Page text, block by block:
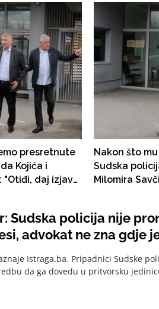
presretnute
Kojića i
daj izjavu,
Nakon što
Sudska
Milomira
Sudska policija nije
advokat ne zna gdje
Istraga.ba. Pripadnici Sudske
da ga dovedu u pritvorsku